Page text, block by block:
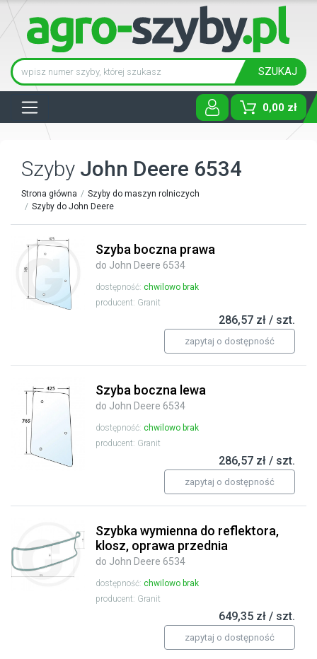
SZUKAJ
0,00 zł
Szyby John Deere 6534
Strona główna
Szyby do maszyn rolniczych
Szyby do John Deere
Szyba boczna prawa
do John Deere 6534
dostępność: chwilowo brak
producent: Granit
286,57 zł / szt.
zapytaj o dostępność
Szyba boczna lewa
do John Deere 6534
dostępność: chwilowo brak
producent: Granit
286,57 zł / szt.
zapytaj o dostępność
Szybka wymienna do reflektora,
klosz, oprawa przednia
do John Deere 6534
dostępność: chwilowo brak
producent: Granit
649,35 zł / szt.
zapytaj o dostępność